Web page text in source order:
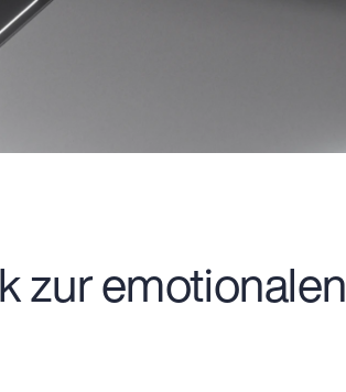
zur emotionalen